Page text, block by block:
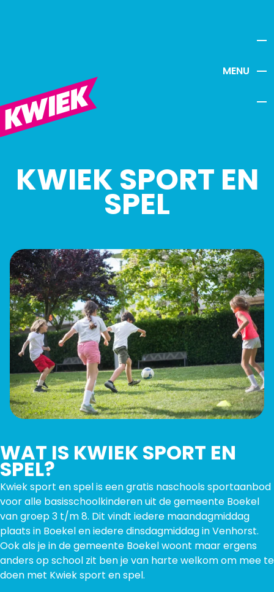
MENU
KWIEK SPORT EN
SPEL
WAT IS KWIEK SPORT EN
SPEL?
Kwiek sport en spel is een gratis naschools sportaanbod
voor alle basisschoolkinderen uit de gemeente Boekel
van groep 3 t/m 8. Dit vindt iedere maandagmiddag
plaats in Boekel en iedere dinsdagmiddag in Venhorst.
Ook als je in de gemeente Boekel woont maar ergens
anders op school zit ben je van harte welkom om mee te
doen met Kwiek sport en spel.